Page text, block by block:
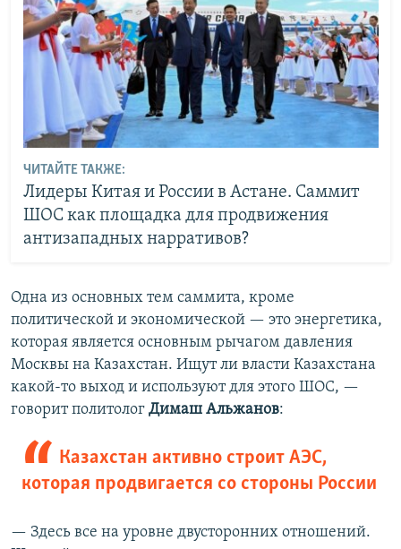
ЧИТАЙТЕ ТАКЖЕ:
Лидеры Китая и России в Астане. Саммит
ШОС как площадка для продвижения
антизападных нарративов?
Одна из основных тем саммита, кроме
политической и экономической — это энергетика,
которая является основным рычагом давления
Москвы на Казахстан. Ищут ли власти Казахстана
какой-то выход и используют для этого ШОС, —
говорит политолог Димаш Альжанов:
Казахстан активно строит АЭС,
которая продвигается со стороны России
— Здесь все на уровне двусторонних отношений.